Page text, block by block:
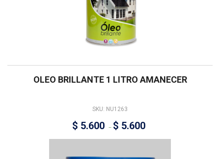
OLEO BRILLANTE 1 LITRO AMANECER
SKU: NU1263
$ 5.600 – $ 5.600